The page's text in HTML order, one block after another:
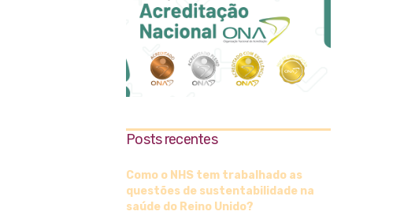
Posts recentes
Como o NHS tem trabalhado as
questões de sustentabilidade na
saúde do Reino Unido?